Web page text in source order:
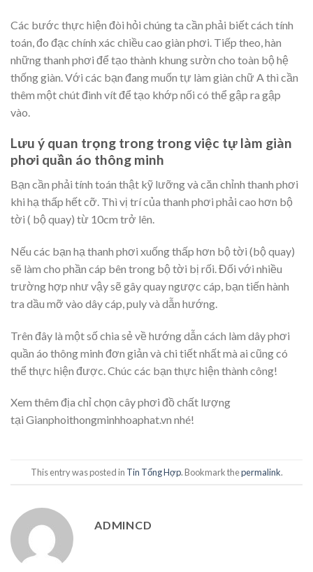
Các bước thực hiện đòi hỏi chúng ta cần phải biết cách tính
toán, đo đạc chính xác chiều cao giàn phơi. Tiếp theo, hàn
những thanh phơi để tạo thành khung sườn cho toàn bộ hệ
thống giàn. Với các bạn đang muốn tự làm giàn chữ A thì cần
thêm một chút đinh vít để tạo khớp nối có thể gập ra gập
vào.
Lưu ý quan trọng trong trong việc tự làm giàn
phơi quần áo thông minh
Bạn cần phải tính toán thật kỹ lưỡng và căn chỉnh thanh phơi
khi hạ thấp hết cỡ. Thì vị trí của thanh phơi phải cao hơn bộ
tời ( bộ quay) từ 10cm trở lên.
Nếu các bạn hạ thanh phơi xuống thấp hơn bộ tời (bộ quay)
sẽ làm cho phần cáp bên trong bộ tời bị rối. Đối với nhiều
trường hợp như vậy sẽ gây quay ngược cáp, bạn tiến hành
tra dầu mỡ vào dây cáp, puly và dẫn hướng.
Trên đây là một số chia sẻ về hướng dẫn cách làm dây phơi
quần áo thông minh đơn giản và chi tiết nhất mà ai cũng có
thể thực hiện được. Chúc các bạn thực hiện thành công!
Xem thêm địa chỉ chọn cây phơi đồ chất lượng
tại Gianphoithongminhhoaphat.vn nhé!
This entry was posted in Tin Tổng Hợp. Bookmark thepermalink.
ADMINCD